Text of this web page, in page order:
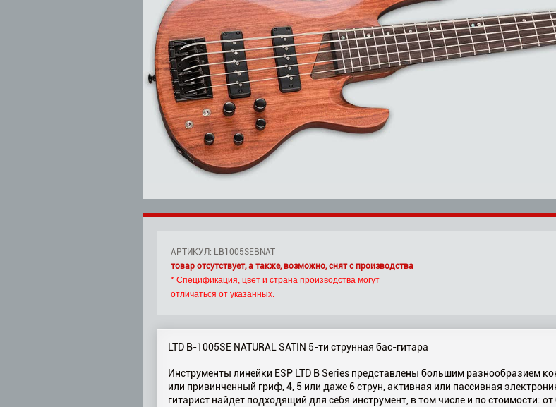
АРТИКУЛ: LB1005SEBNAT
товар отсутствует, а также, возможно, снят с производства
* Спецификация, цвет и страна производства могут
отличаться от указанных.
LTD B-1005SE NATURAL SATIN 5-ти струнная бас-гитара
Инструменты линейки ESP LTD B Series представлены большим разнообразием
или привинченный гриф, 4, 5 или даже 6 струн, активная или пассивная
гитарист найдет подходящий для себя инструмент, в том числе и по стоимости: